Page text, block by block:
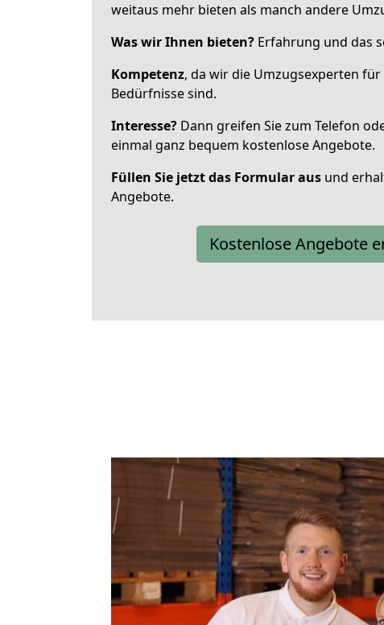
weitaus mehr bieten als manch andere
Was wir Ihnen bieten? Erfahrung und das
Kompetenz, da wir die Umzugsexperten
Bedürfnisse sind.
Interesse? Dann greifen Sie zum Telefon
einmal ganz bequem kostenlose Angebote.
Füllen Sie jetzt das Formular aus und
Angebote.
Kostenlose Angebote